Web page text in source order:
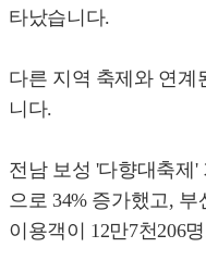
타났습니다.
다른 지역 축제와 연계
니다.
전남 보성 '다향대축제'
으로 34% 증가했고,
이용객이 12만7천206